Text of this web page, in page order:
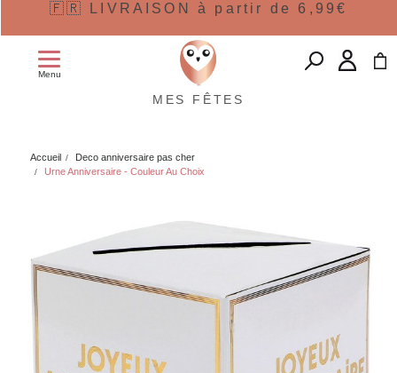
🇫🇷 LIVRAISON à partir de 6,99€
Menu
MES FÊTES
Accueil
Deco anniversaire pas cher
Urne Anniversaire - Couleur Au Choix